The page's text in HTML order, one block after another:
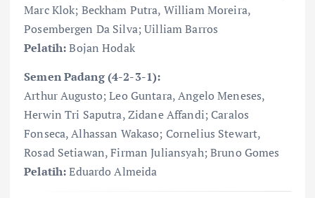
Marc Klok; Beckham Putra, William Moreira,
Posembergen Da Silva; Uilliam Barros
Pelatih:Bojan Hodak
Semen Padang (4-2-3-1):
Arthur Augusto; Leo Guntara, Angelo Meneses,
Herwin Tri Saputra, Zidane Affandi; Caralos
Fonseca, Alhassan Wakaso; Cornelius Stewart,
Rosad Setiawan, Firman Juliansyah; Bruno Gomes
Pelatih:Eduardo Almeida